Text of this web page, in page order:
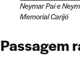
Neymar Pai e
Memorial Carijó
Passagem